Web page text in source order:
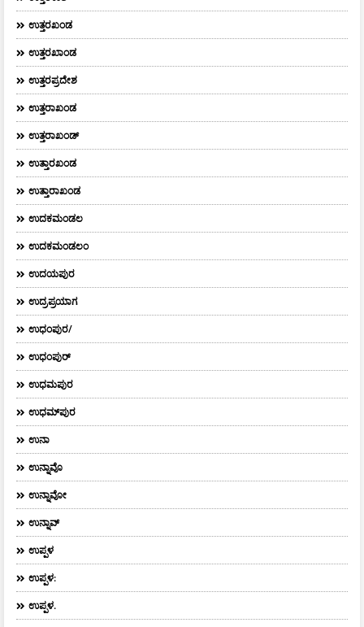
ಉತ್ತರಖಂಡ
ಉತ್ತರಖಾಂಡ
ಉತ್ತರಪ್ರದೇಶ
ಉತ್ತರಾಖಂಡ
ಉತ್ತರಾಖಂಡ್
ಉತ್ತಾರಖಂಡ
ಉತ್ತಾರಾಖಂಡ
ಉದಕಮಂಡಲ
ಉದಕಮಂಡಲಂ
ಉದಯಪುರ
ಉದ್ರಪ್ರಯಾಗ
ಉಧಂಪುರ/
ಉಧಂಪುರ್
ಉಧಮಪುರ
ಉಧಮ್‌ಪುರ
ಉನಾ
ಉನ್ನಾವೊ
ಉನ್ನಾವೋ
ಉನ್ನಾವ್
ಉಪ್ಪಳ
ಉಪ್ಪಳ:
ಉಪ್ಪಳ.